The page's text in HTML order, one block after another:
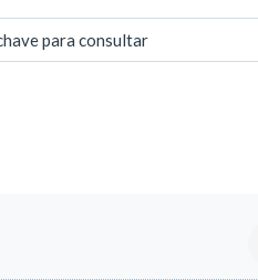
para consultar